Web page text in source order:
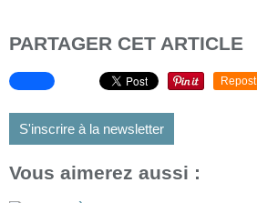
PARTAGER CET ARTICLE
Repost
S'inscrire à la newsletter
Vous aimerez aussi :